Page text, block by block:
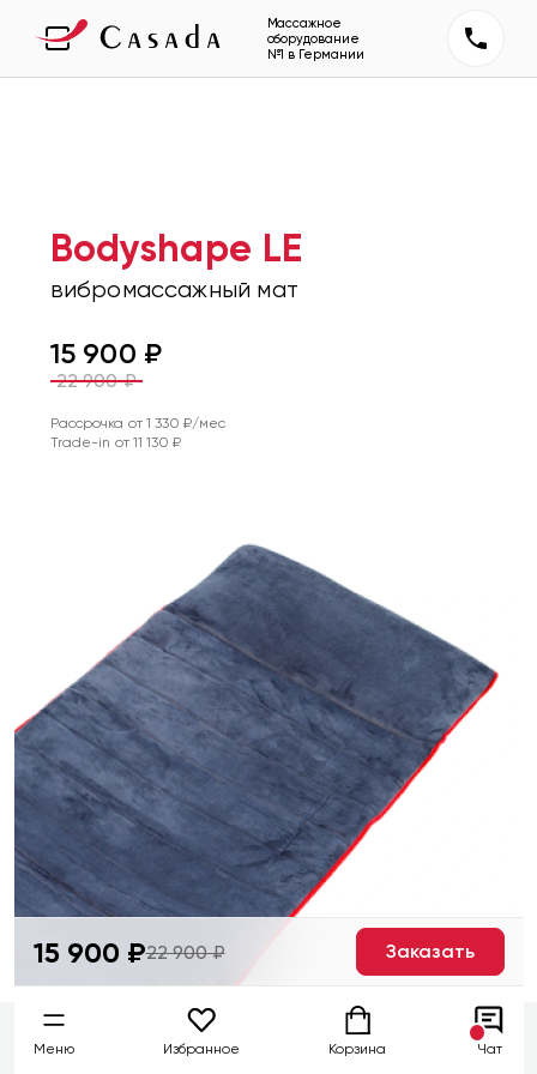
Массажное
оборудование
№1 в Германии
Bodyshape LE
вибромассажный мат
15 900 ₽
22 900₽
Рассрочка от1 330 ₽/мес
Trade-in от 11 130 ₽
15 900 ₽22 900 ₽ Заказать
Меню Избранное Корзина Чат